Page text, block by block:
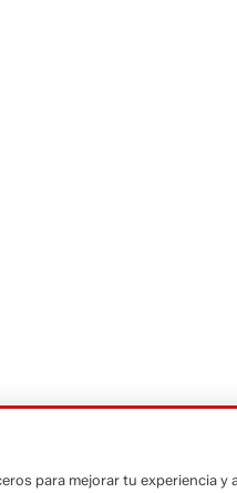
para mejorar tu experiencia y